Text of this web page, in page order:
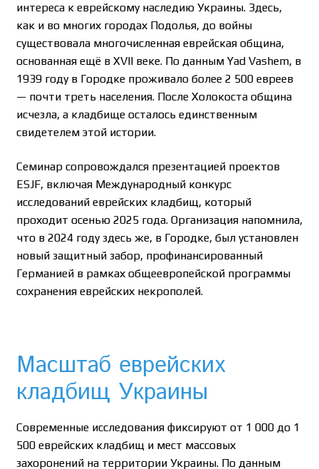
интереса к еврейскому наследию Украины. Здесь,
как и во многих городах Подолья, до войны
существовала многочисленная еврейская община,
основанная ещё в XVII веке. По данным Yad Vashem, в
1939 году в Городке проживало более 2 500 евреев
— почти треть населения. После Холокоста община
исчезла, а кладбище осталось единственным
свидетелем этой истории.
Семинар сопровождался презентацией проектов
ESJF, включая Международный конкурс
исследований еврейских кладбищ, который
проходит осенью 2025 года. Организация напомнила,
что в 2024 году здесь же, в Городке, был установлен
новый защитный забор, профинансированный
Германией в рамках общеевропейской программы
сохранения еврейских некрополей.
Масштаб еврейских
кладбищ Украины
Современные исследования фиксируют от 1 000 до 1
500 еврейских кладбищ и мест массовых
захоронений на территории Украины. По данным